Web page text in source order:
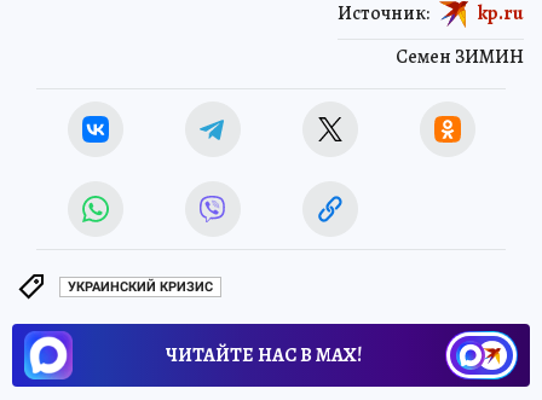
Семен ЗИМИН
Источник: kp.ru
УКРАИНСКИЙ КРИЗИС
ЧИТАЙТЕ НАС В МАХ!